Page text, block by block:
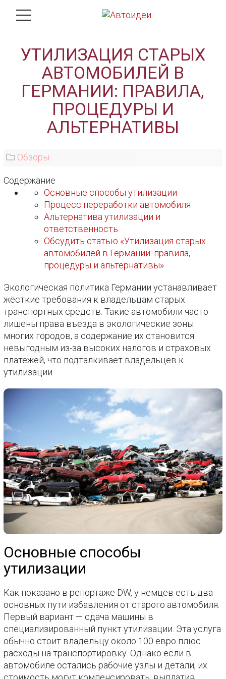
УТИЛИЗАЦИЯ СТАРЫХ
АВТОМОБИЛЕЙ В
ГЕРМАНИИ: ПРАВИЛА,
ПРОЦЕДУРЫ И
АЛЬТЕРНАТИВЫ
Обзоры
Содержание
Основные способы утилизации
Процесс переработки автомобиля
Альтернатива утилизации и
ответственность
Обсудить статью «Утилизация старых
автомобилей в Германии: правила,
процедуры и альтернативы»
Экологическая политика Германии устанавливает
жёсткие требования к владельцам старых
транспортных средств. Такие автомобили часто
лишены права въезда в экологические зоны
многих городов, а содержание их становится
невыгодным из-за высоких налогов и страховых
платежей, что подталкивает владельцев к
утилизации.
Основные способы
утилизации
Как показано в репортаже DW, у немцев есть два
основных пути избавления от старого автомобиля.
Первый вариант — сдача машины в
специализированный пункт утилизации. Эта услуга
обычно стоит владельцу около 100 евро плюс
расходы на транспортировку. Однако если в
автомобиле остались рабочие узлы и детали, их